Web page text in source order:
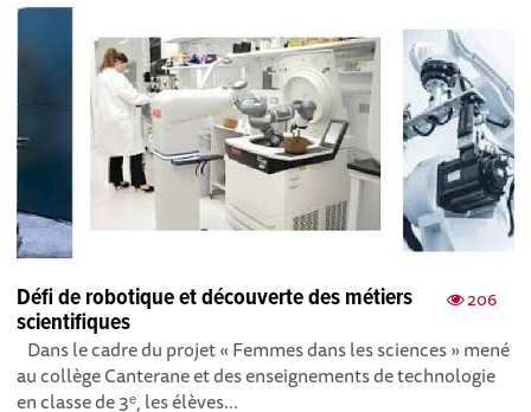
206
Défi de robotique et découverte des métiers
scientifiques
Dans le cadre du projet « Femmes dans les sciences » mené
au collège Canterane et des enseignements de technologie
en classe de 3ᵉ, les élèves...